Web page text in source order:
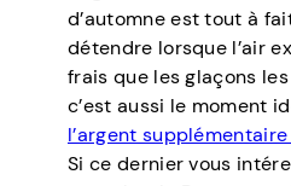
d’automne est tout à
détendre lorsque l’air
frais que les glaçons
c’est aussi le moment
l’argent
Si ce dernier vous